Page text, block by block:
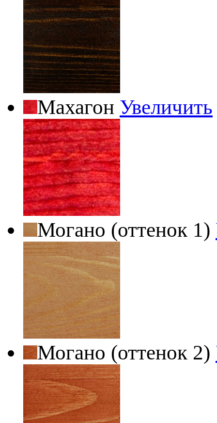
Махагон Увеличить
Могано (оттенок 1)
Могано (оттенок 2)